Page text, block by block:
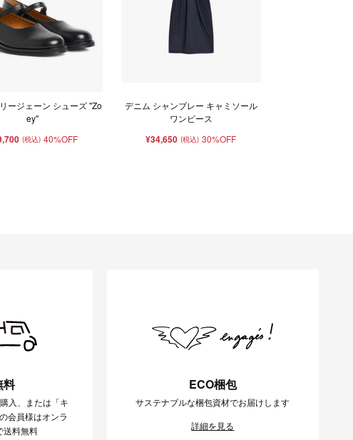
ージェーン シューズ "Zo
ey"
(税込) 40%OFF
デニム シャンブレー キャミソール
ワンピース
¥34,650 (税込) 30%OFF
料
入、または「キ
会員様はオンラ
送料無料
ECO梱包
サステナブルな梱包資材でお届けします
詳細を見る